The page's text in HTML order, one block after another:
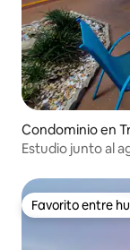
Condominio en
Estudio junto al
Favorito entre
Favorito entre